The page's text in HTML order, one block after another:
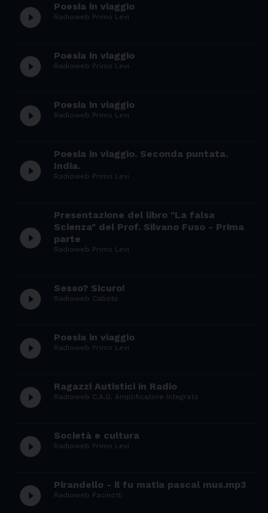
play_circle_filled Poesia in viaggio
Radioweb Primo Levi
play_circle_filled Poesia in viaggio
Radioweb Primo Levi
play_circle_filled Poesia in viaggio
Radioweb Primo Levi
play_circle_filled
Poesia in viaggio. Seconda puntata.
India.
Radioweb Primo Levi
play_circle_filled
Presentazione del libro "La falsa
Scienza" del Prof. Silvano Fuso - Prima
parte
Radioweb Primo Levi
play_circle_filled Sesso? Sicuro!
Radioweb Caboto
play_circle_filled Poesia in viaggio
Radioweb Primo Levi
play_circle_filled Ragazzi Autistici in Radio
Radioweb C.A.G. Amplificatore Integrato
play_circle_filled Società e cultura
Radioweb Primo Levi
play_circle_filled Pirandello - il fu matia pascal mus.mp3
Radioweb Pacinotti